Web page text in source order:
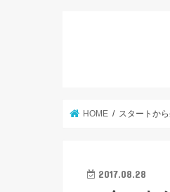
HOME スタートか
2017.08.28